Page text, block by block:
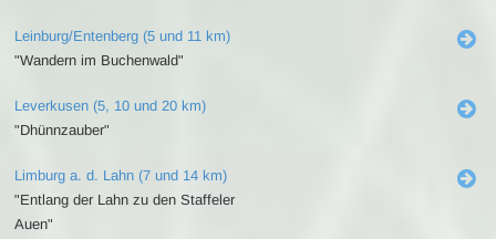
Leinburg/Entenberg (5 und 11 km)
"Wandern im Buchenwald"
Leverkusen (5, 10 und 20 km)
"Dhünnzauber"
Limburg a. d. Lahn (7 und 14 km)
"Entlang der Lahn zu den Staffeler
Auen"